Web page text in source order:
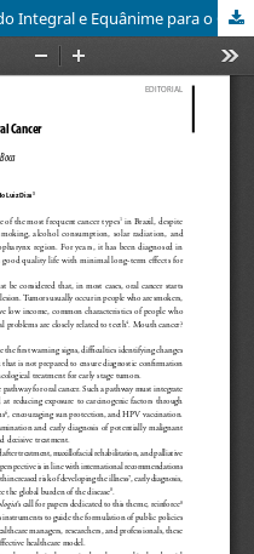
Editorial Por uma Linha de Cuidado Integral e Equânime para o Câncer de Boca